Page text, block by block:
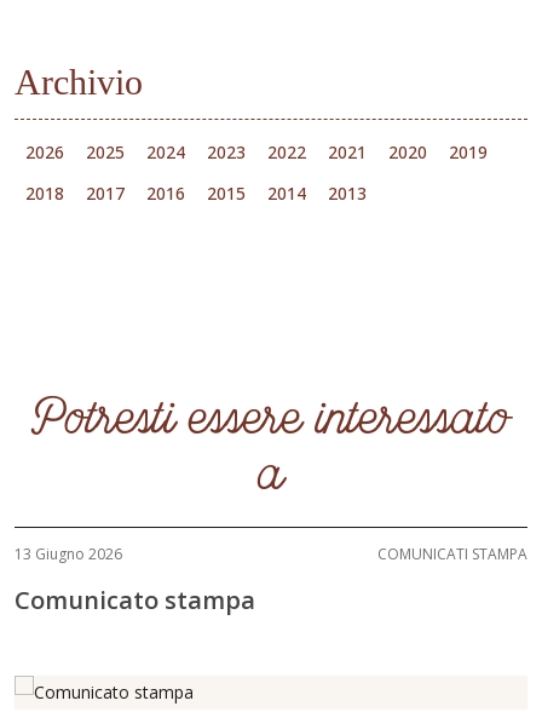
Archivio
2026 2025 2024 2023 2022 2021 2020
2019
2018
2017 2016 2015 2014 2013
Potresti essere interessato
a
13 Giugno 2026 COMUNICATI STAMPA
Comunicato stampa